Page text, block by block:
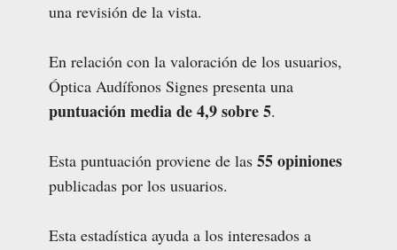
una revisión de la vista.
En relación con la valoración de los usuarios,
Óptica Audífonos Signes presenta una
puntuación media de 4,9 sobre 5.
Esta puntuación proviene de las 55 opiniones
publicadas por los usuarios.
Esta estadística ayuda a los interesados a